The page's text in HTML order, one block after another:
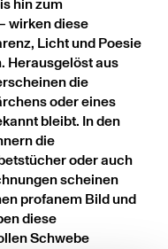
hin zum
wirken diese
Licht und Poesie
Herausgelöst aus
die
oder eines
bleibt. In den
die
oder auch
scheinen
profanem Bild und
diese
Schwebe